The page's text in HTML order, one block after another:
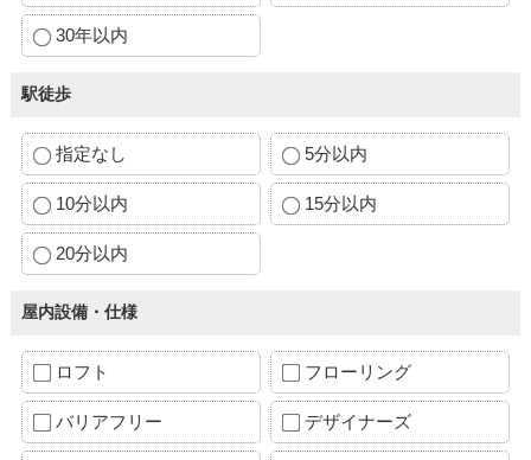
30年以内
駅徒歩
指定なし 5分以内
10分以内 15分以内
20分以内
屋内設備・仕様
ロフト フローリング
バリアフリー デザイナーズ